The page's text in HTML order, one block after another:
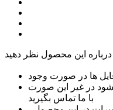
در غیر این صورت
با ما تماس بگیرید